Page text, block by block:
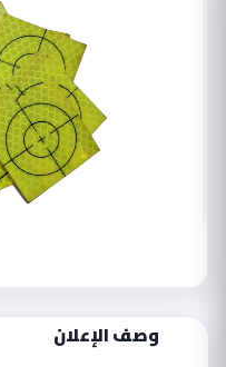
وصف الإعلان